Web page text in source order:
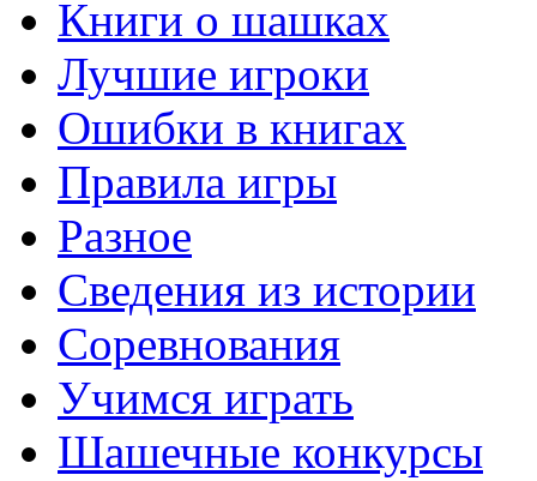
Книги о шашках
Лучшие игроки
Ошибки в книгах
Правила игры
Разное
Сведения из истории
Соревнования
Учимся играть
Шашечные конкурсы